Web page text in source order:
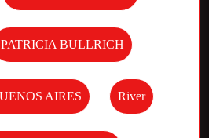
PATRICIA BULLRICH
AIRES River